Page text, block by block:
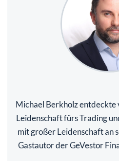
Michael Berkholz entdeckte
Leidenschaft fürs Trading
mit großer Leidenschaft an
Gastautor der GeVestor